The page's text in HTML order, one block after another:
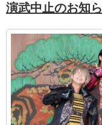
演武中止のお知